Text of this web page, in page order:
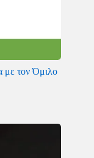
με τον Όμιλο